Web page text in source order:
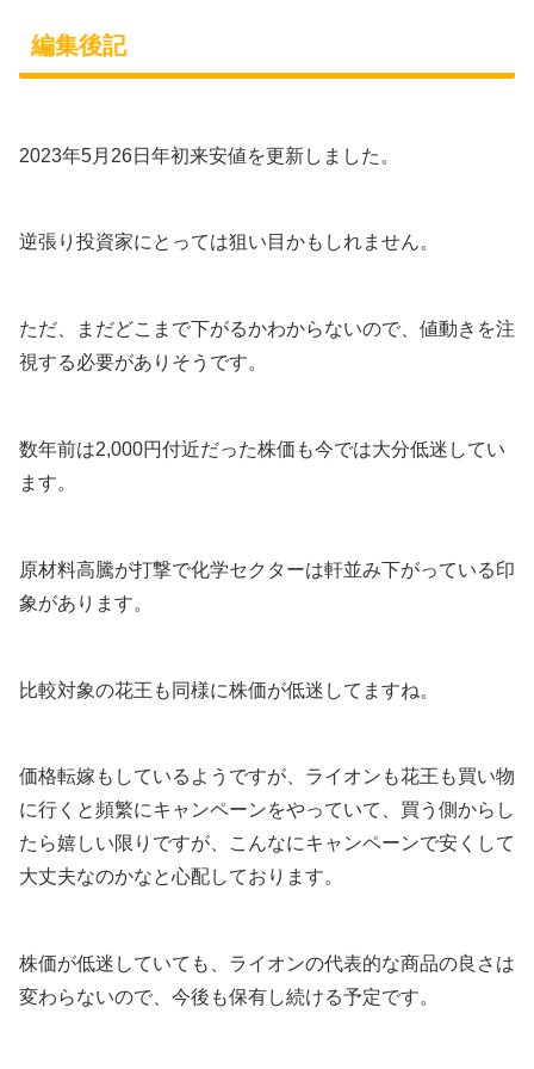
編集後記
2023年5月26日年初来安値を更新しました。
逆張り投資家にとっては狙い目かもしれません。
ただ、まだどこまで下がるかわからないので、値動きを注
視する必要がありそうです。
数年前は2,000円付近だった株価も今では大分低迷してい
ます。
原材料高騰が打撃で化学セクターは軒並み下がっている印
象があります。
比較対象の花王も同様に株価が低迷してますね。
価格転嫁もしているようですが、ライオンも花王も買い物
に行くと頻繁にキャンペーンをやっていて、買う側からし
たら嬉しい限りですが、こんなにキャンペーンで安くして
大丈夫なのかなと心配しております。
株価が低迷していても、ライオンの代表的な商品の良さは
変わらないので、今後も保有し続ける予定です。